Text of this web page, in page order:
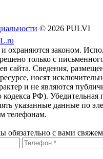
© 2026 PULVI
охраняются законом.
только с
сайта. Сведения,
носят
и не являются
кодекса РФ). Убедительная
указанные данные по
телефонам.
обязательно с вами